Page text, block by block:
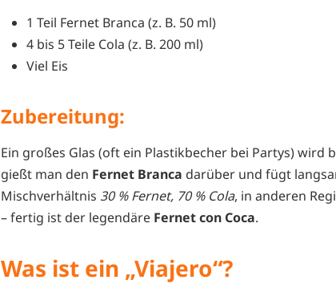
1 Teil Fernet Branca (z. B. 50 ml)
4 bis 5 Teile Cola (z. B. 200 ml)
Viel Eis
Zubereitung:
Ein großes Glas (oft ein Plastikbecher bei Partys) wird
gießt man den Fernet Branca darüber und fügt
Mischverhältnis 30 % Fernet, 70 % Cola, in anderen
– fertig ist der legendäre Fernet con Coca.
Was ist ein „Viajero“?